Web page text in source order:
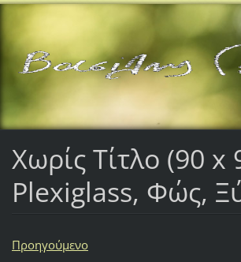
Χωρίς Τίτλο (90 x
Plexiglass, Φώς,
Προηγούμενο